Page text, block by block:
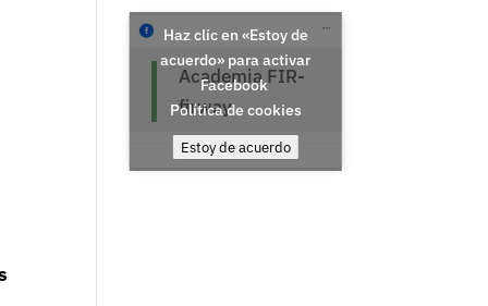
Academia FIR-
firway
Haz clic en «Estoy de
acuerdo» para activar
Facebook
Política de cookies
Estoy de acuerdo